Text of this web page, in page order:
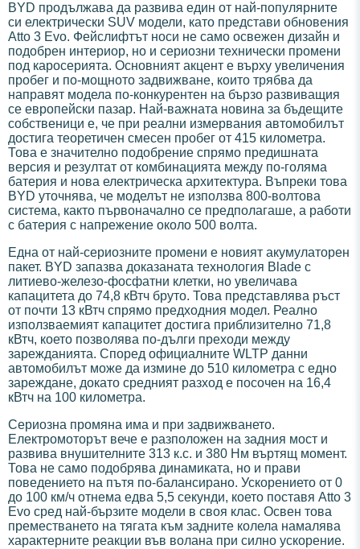
BYD продължава да развива един от най-популярните
си електрически SUV модели, като представи обновения
Atto 3 Evo. Фейслифтът носи не само освежен дизайн и
подобрен интериор, но и сериозни технически промени
под каросерията. Основният акцент е върху увеличения
пробег и по-мощното задвижване, които трябва да
направят модела по-конкурентен на бързо развиващия
се европейски пазар. Най-важната новина за бъдещите
собственици е, че при реални измервания автомобилът
достига теоретичен смесен пробег от 415 километра.
Това е значително подобрение спрямо предишната
версия и резултат от комбинацията между по-голяма
батерия и нова електрическа архитектура. Въпреки това
BYD уточнява, че моделът не използва 800-волтова
система, както първоначално се предполагаше, а работи
с батерия с напрежение около 500 волта.
Една от най-сериозните промени е новият акумулаторен
пакет. BYD запазва доказаната технология Blade с
литиево-железо-фосфатни клетки, но увеличава
капацитета до 74,8 кВтч бруто. Това представлява ръст
от почти 13 кВтч спрямо предходния модел. Реално
използваемият капацитет достига приблизително 71,8
кВтч, което позволява по-дълги преходи между
зарежданията. Според официалните WLTP данни
автомобилът може да измине до 510 километра с едно
зареждане, докато средният разход е посочен на 16,4
кВтч на 100 километра.
Сериозна промяна има и при задвижването.
Електромоторът вече е разположен на задния мост и
развива внушителните 313 к.с. и 380 Нм въртящ момент.
Това не само подобрява динамиката, но и прави
поведението на пътя по-балансирано. Ускорението от 0
до 100 км/ч отнема едва 5,5 секунди, което поставя Atto 3
Evo сред най-бързите модели в своя клас. Освен това
преместването на тягата към задните колела намалява
характерните реакции във волана при силно ускорение.